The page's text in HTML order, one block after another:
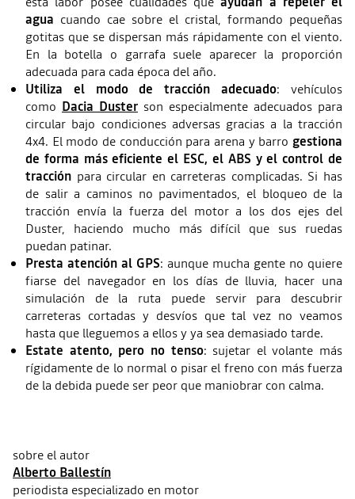
agua cuando cae sobre el cristal, formando pequeñas
gotitas que se dispersan más rápidamente con el viento.
En la botella o garrafa suele aparecer la proporción
adecuada para cada época del año.
Utiliza el modo de tracción adecuado: vehículos
como Dacia Duster son especialmente adecuados para
circular bajo condiciones adversas gracias a la tracción
4x4. El modo de conducción para arena y barro gestiona
de forma más eficiente el ESC, el ABS y el control de
tracción para circular en carreteras complicadas. Si has
de salir a caminos no pavimentados, el bloqueo de la
tracción envía la fuerza del motor a los dos ejes del
Duster, haciendo mucho más difícil que sus ruedas
puedan patinar.
Presta atención al GPS: aunque mucha gente no quiere
fiarse del navegador en los días de lluvia, hacer una
simulación de la ruta puede servir para descubrir
carreteras cortadas y desvíos que tal vez no veamos
hasta que lleguemos a ellos y ya sea demasiado tarde.
Estate atento, pero no tenso: sujetar el volante más
rígidamente de lo normal o pisar el freno con más fuerza
de la debida puede ser peor que maniobrar con calma.
sobre el autor
Alberto Ballestín
periodista especializado en motor